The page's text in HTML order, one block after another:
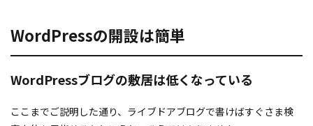
WordPressの開設は簡単
WordPressブログの敷居は低くなっている
ここまでご説明した通り、ライブドアブログで書けばすぐさま検